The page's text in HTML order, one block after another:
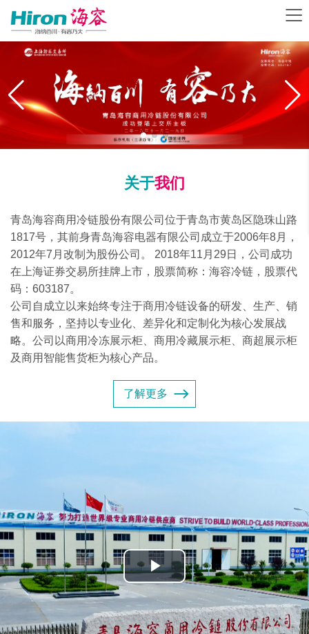
关于我们
青岛海容商用冷链股份有限公司位于青岛市黄岛区隐珠山路
1817号，其前身青岛海容电器有限公司成立于2006年8月，
2012年7月改制为股份公司。 2018年11月29日，公司成功
在上海证券交易所挂牌上市，股票简称：海容冷链，股票代
码：603187。
公司自成立以来始终专注于商用冷链设备的研发、生产、销
售和服务，坚持以专业化、差异化和定制化为核心发展战
略。公司以商用冷冻展示柜、商用冷藏展示柜、商超展示柜
及商用智能售货柜为核心产品。
了解更多
Play
Video